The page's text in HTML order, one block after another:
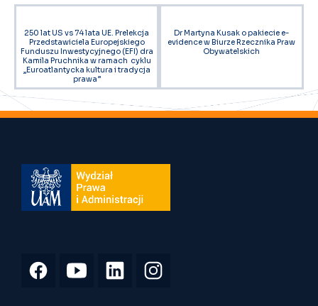
250 lat US vs 74 lata UE. Prelekcja
Przedstawiciela Europejskiego
Funduszu Inwestycyjnego (EFI) dra
Kamila Pruchnika w ramach cyklu
„Euroatlantycka kultura i tradycja
prawa”
Dr Martyna Kusak o pakiecie e-
evidence w Biurze Rzecznika Praw
Obywatelskich